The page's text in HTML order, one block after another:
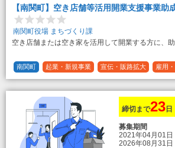
【南関町】空き店舗等活用開業支援事業助
南関町役場 まちづくり課
空き店舗または空き家を活用して開業する方に、
南関町 起業・新規事業 宣伝・販路拡大 雇用
運転資金
連携（地域活性化） ～30万円 1/3
締切まで23 日
募集期間
2021年04月01日
2026年08月31日